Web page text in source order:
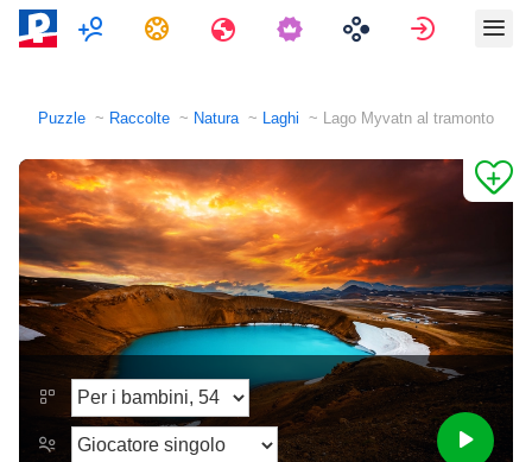
Multigiocatore
Compiti Viaggi Accedi
Puzzle Raccolte Natura Laghi Lago Myvatn al tramonto